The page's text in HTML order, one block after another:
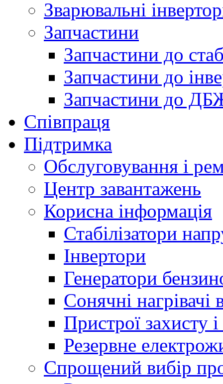
Зварювальні
Запчастини
Запчастини до
Запчастини до
Запчастини до
Співпраця
Підтримка
Обслуговування і
Центр завантажень
Корисна інформація
Стабілізатори
Інвертори
Генератори
Сонячні нагрівачі
Пристрої захисту і
Резервне
Спрощений вибір